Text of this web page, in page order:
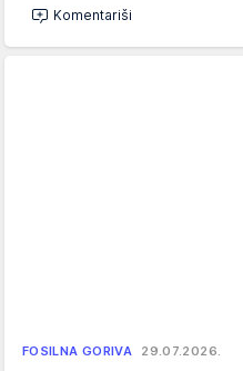
Komentariši
FOSILNA GORIVA 29.07.2026.